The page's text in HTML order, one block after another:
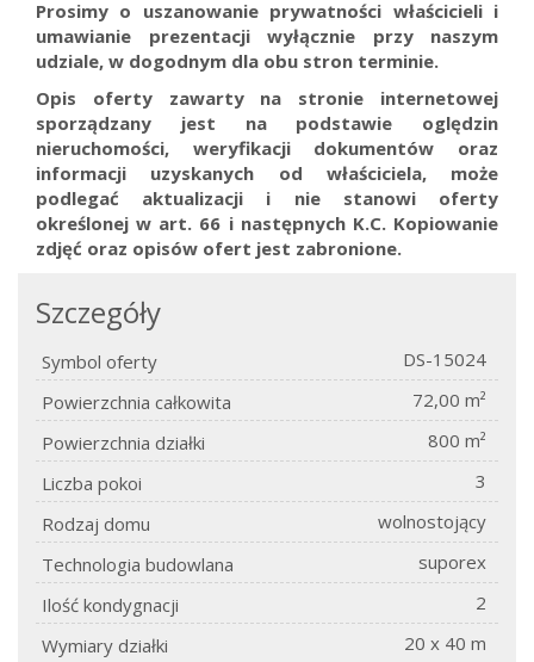
Prosimy o uszanowanie prywatności właścicieli i
umawianie prezentacji wyłącznie przy naszym
udziale, w dogodnym dla obu stron terminie.
Opis oferty zawarty na stronie internetowej
sporządzany jest na podstawie oględzin
nieruchomości, weryfikacji dokumentów oraz
informacji uzyskanych od właściciela, może
podlegać aktualizacji i nie stanowi oferty
określonej w art. 66 i następnych K.C. Kopiowanie
zdjęć oraz opisów ofert jest zabronione.
Szczegóły
Symbol oferty
DS-15024
Powierzchnia całkowita
72,00 m²
Powierzchnia działki
800 m²
Liczba pokoi
3
Rodzaj domu
wolnostojący
Technologia budowlana
suporex
Ilość kondygnacji
2
Wymiary działki
20 x 40 m